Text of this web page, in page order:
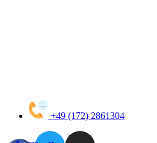
+49 (172) 2861304